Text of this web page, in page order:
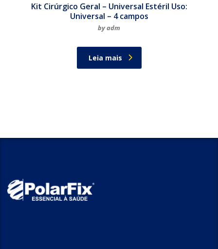
Kit Cirúrgico Geral – Universal Estéril Uso:
Universal – 4 campos
by adm
Leia mais